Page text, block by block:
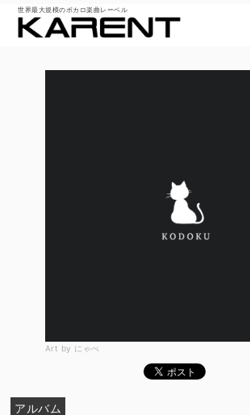
世界最大規模のボカロ楽曲レーベル
Art by にゃべ
アルバム